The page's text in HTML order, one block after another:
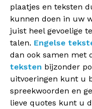
plaatjes en teksten
kunnen doen in uw
juist heel gevoelige
talen. Engelse
dan ook samen met
teksten bijzonder
uitvoeringen kunt u
spreekwoorden en
lieve quotes kunt u